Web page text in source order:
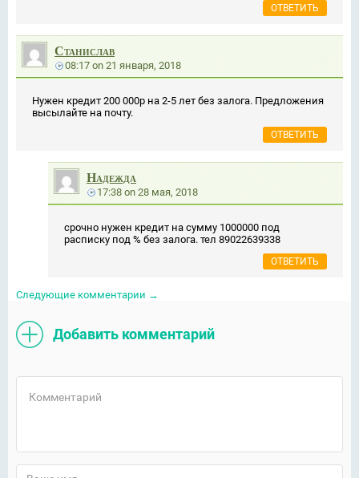
ОТВЕТИТЬ
Станислав
08:17on21 января, 2018
Нужен кредит 200 000р на 2-5 лет без залога. Предложения
высылайте на почту.
ОТВЕТИТЬ
Надежда
17:38on28 мая, 2018
срочно нужен кредит на сумму 1000000 под
расписку под % без залога. тел 89022639338
ОТВЕТИТЬ
Следующие комментарии →
Добавить комментарий